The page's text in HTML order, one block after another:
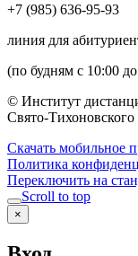
+7 (985) 636-95-93
линия для
(по будням с 10:00
© Институт
Свято-
Скачать мобильное
Политика
Переключить на
Scroll to top
×